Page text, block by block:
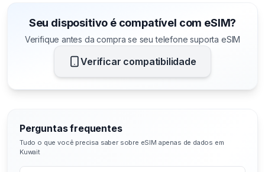
Seu dispositivo é compatível com eSIM?
Verifique antes da compra se seu telefone suporta eSIM
Verificar compatibilidade
Perguntas frequentes
Tudo o que você precisa saber sobre eSIM apenas de dados em
Kuwait